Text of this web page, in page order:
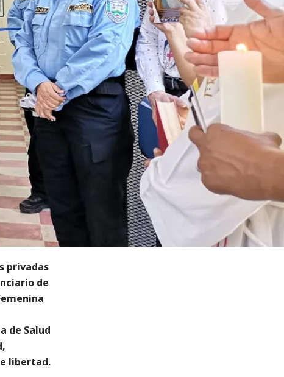
privadas
de
de Salud
libertad.